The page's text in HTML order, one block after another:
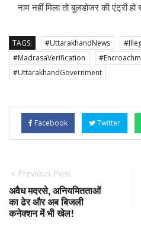
नाम नहीं मिला तो बुलडोजर की एंट्री हो
TAGS: #UttarakhandNews
#MadrasaVerification
#UttarakhandGovernment
Facebook Twitter
Previous Post
अवैध मदरसे, अनियमितताओं
का ढेर और अब बिजली
कनेक्शन में भी खेल!